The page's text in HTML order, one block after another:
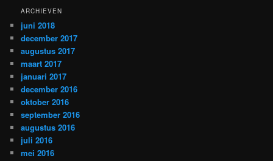
ARCHIEVEN
juni 2018
december 2017
augustus 2017
maart 2017
januari 2017
december 2016
oktober 2016
september 2016
augustus 2016
juli 2016
mei 2016